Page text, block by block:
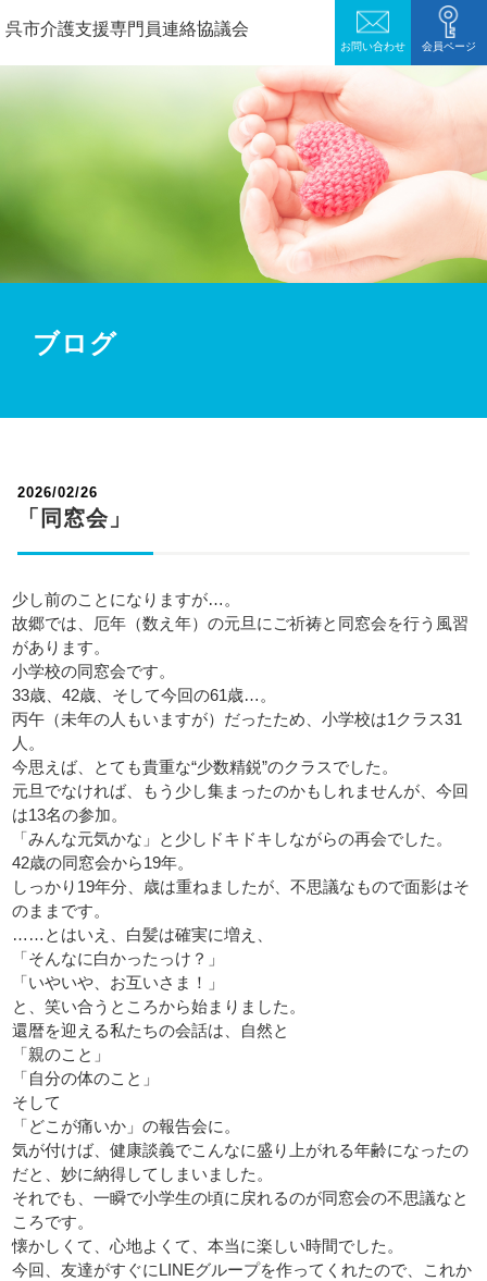
呉市介護支援専門員連絡協議会
お問い合わせ 会員ページ
ブログ
2026/02/26
「同窓会」
少し前のことになりますが…。
故郷では、厄年（数え年）の元旦にご祈祷と同窓会を行う風習
があります。
小学校の同窓会です。
33歳、42歳、そして今回の61歳…。
丙午（未年の人もいますが）だったため、小学校は1クラス31
人。
今思えば、とても貴重な“少数精鋭”のクラスでした。
元旦でなければ、もう少し集まったのかもしれませんが、今回
は13名の参加。
「みんな元気かな」と少しドキドキしながらの再会でした。
42歳の同窓会から19年。
しっかり19年分、歳は重ねましたが、不思議なもので面影はそ
のままです。
……とはいえ、白髪は確実に増え、
「そんなに白かったっけ？」
「いやいや、お互いさま！」
と、笑い合うところから始まりました。
還暦を迎える私たちの会話は、自然と
「親のこと」
「自分の体のこと」
そして
「どこが痛いか」の報告会に。
気が付けば、健康談義でこんなに盛り上がれる年齢になったの
だと、妙に納得してしまいました。
それでも、一瞬で小学生の頃に戻れるのが同窓会の不思議なと
ころです。
懐かしくて、心地よくて、本当に楽しい時間でした。
今回、友達がすぐにLINEグループを作ってくれたので、これか